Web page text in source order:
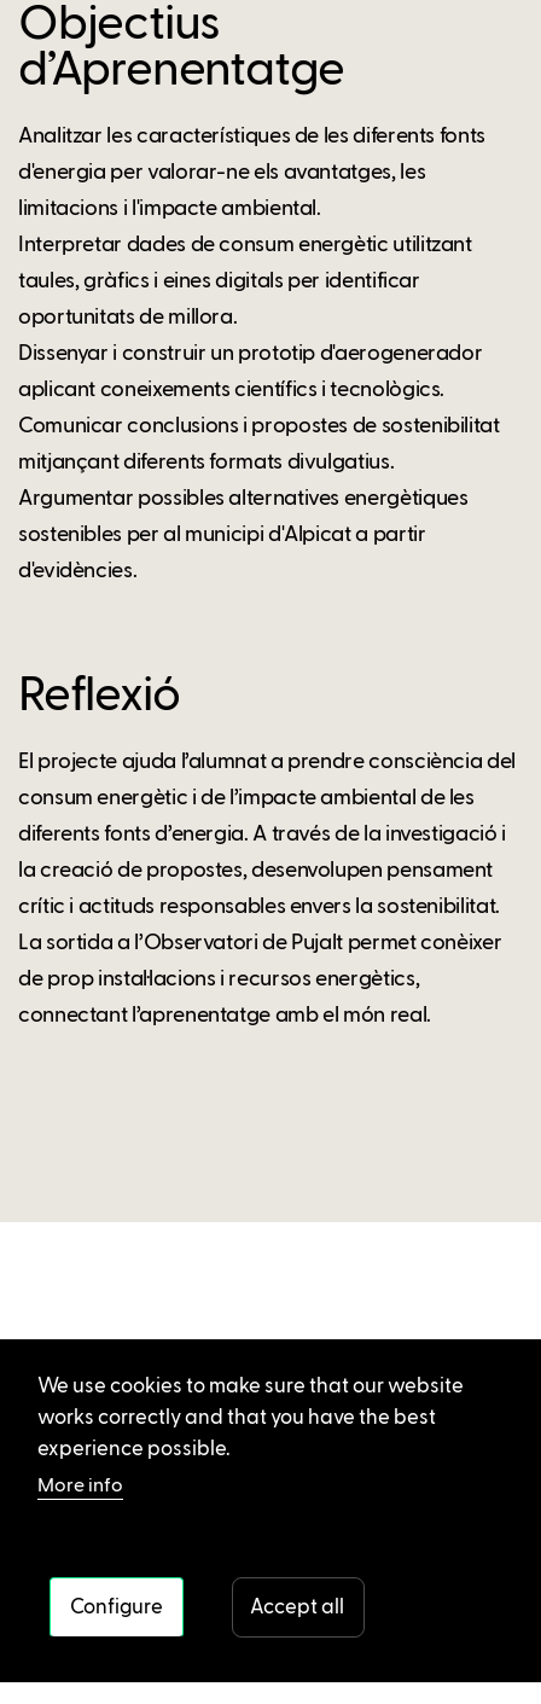
Objectius
d’Aprenentatge
Analitzar les característiques de les diferents fonts
d'energia per valorar-ne els avantatges, les
limitacions i l'impacte ambiental.
Interpretar dades de consum energètic utilitzant
taules, gràfics i eines digitals per identificar
oportunitats de millora.
Dissenyar i construir un prototip d'aerogenerador
aplicant coneixements científics i tecnològics.
Comunicar conclusions i propostes de sostenibilitat
mitjançant diferents formats divulgatius.
Argumentar possibles alternatives energètiques
sostenibles per al municipi d'Alpicat a partir
d'evidències.
Reflexió
El projecte ajuda l’alumnat a prendre consciència del
consum energètic i de l’impacte ambiental de les
diferents fonts d’energia. A través de la investigació i
la creació de propostes, desenvolupen pensament
crític i actituds responsables envers la sostenibilitat.
La sortida a l’Observatori de Pujalt permet conèixer
de prop instal·lacions i recursos energètics,
connectant l’aprenentatge amb el món real.
We use cookies to make sure that our website
works correctly and that you have the best
experience possible.
More info
Configure Accept all